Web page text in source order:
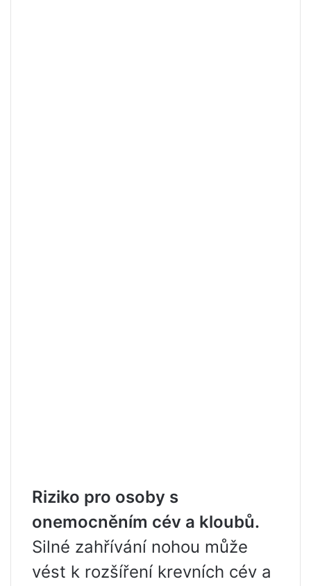
Riziko pro osoby s
onemocněním cév a kloubů.
Silné zahřívání nohou může
vést k rozšíření krevních cév a